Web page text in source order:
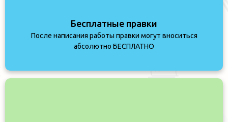
Бесплатные правки
После написания работы правки могут вноситься
абсолютно БЕСПЛАТНО